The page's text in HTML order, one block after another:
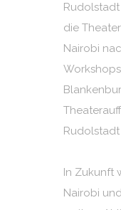
die
Nairobi
Rudolstadt
In Zukunft
Nairobi